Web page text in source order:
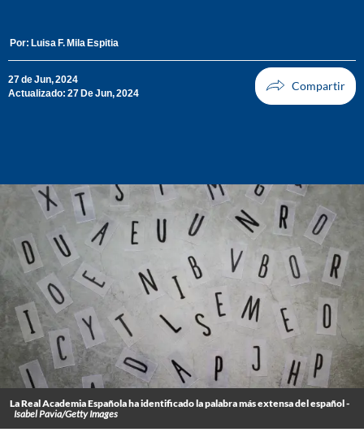
Por: Luisa F. Mila Espitia
27 de Jun, 2024
Actualizado: 27 De Jun, 2024
La Real Academia Española ha identificado la palabra más extensa del español -
Isabel Pavia/Getty Images